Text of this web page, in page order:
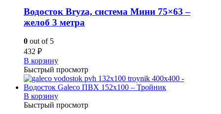
Водосток Bryza, система Мини 75×63 –
желоб 3 метра
0 out of 5
432 ₽
В корзину
Быстрый просмотр
В корзину
Быстрый просмотр